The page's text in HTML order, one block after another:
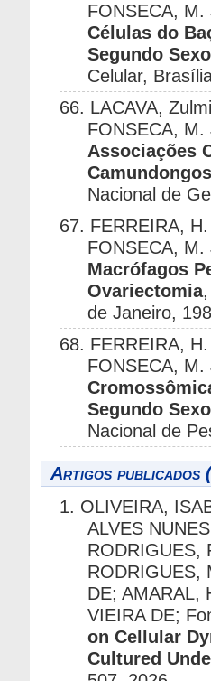
FONSECA,
Células do
Segundo
Celular,
66. LACAVA,
FONSECA,
Associações
Nacional de
67. FERREIRA,
FONSECA,
Macrófagos
Ovariectomia
de Janeiro,
68. FERREIRA,
FONSECA,
Segundo
Nacional de
Artigos publicados
1. OLIVEIRA,
ALVES
RODRIGUES,
RODRIGUES,
DE; AMARAL,
VIEIRA DE;
on Cellular
Cultured